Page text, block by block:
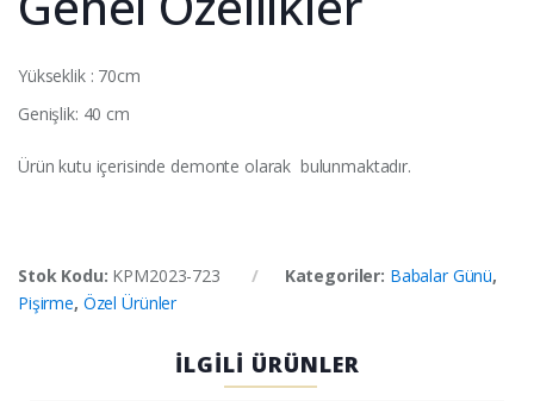
Yükseklik : 70cm
Genişlik: 40 cm
Ürün kutu içerisinde demonte olarak bulunmaktadır.
Stok Kodu: KPM2023-723 Kategoriler: Babalar Günü,
Pişirme, Özel Ürünler
İLGİLİ ÜRÜNLER